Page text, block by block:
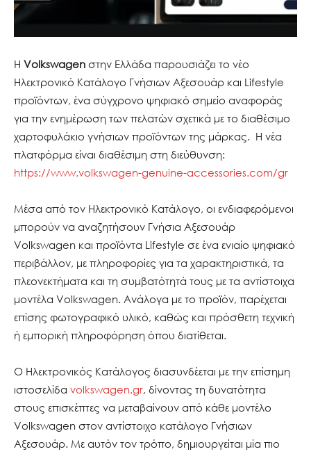
Η Volkswagen στην Ελλάδα παρουσιάζει το νέο
Ηλεκτρονικό Κατάλογο Γνήσιων Αξεσουάρ και Lifestyle
προϊόντων, ένα σύγχρονο ψηφιακό σημείο αναφοράς
για την ενημέρωση των πελατών σχετικά με το διαθέσιμο
χαρτοφυλάκιο γνήσιων προϊόντων της μάρκας. Η νέα
πλατφόρμα είναι διαθέσιμη στη διεύθυνση:
https://www.volkswagen-genuine-accessories.com/gr
Μέσα από τον Ηλεκτρονικό Κατάλογο, οι ενδιαφερόμενοι
μπορούν να αναζητήσουν Γνήσια Αξεσουάρ
Volkswagen και προϊόντα Lifestyle σε ένα ενιαίο ψηφιακό
περιβάλλον, με πληροφορίες για τα χαρακτηριστικά, τα
πλεονεκτήματα και τη συμβατότητά τους με τα αντίστοιχα
μοντέλα Volkswagen. Ανάλογα με το προϊόν, παρέχεται
επίσης φωτογραφικό υλικό, καθώς και πρόσθετη τεχνική
ή εμπορική πληροφόρηση όπου διατίθεται.
Ο Ηλεκτρονικός Κατάλογος διασυνδέεται με την επίσημη
ιστοσελίδα volkswagen.gr, δίνοντας τη δυνατότητα
στους επισκέπτες να μεταβαίνουν από κάθε μοντέλο
Volkswagen στον αντίστοιχο κατάλογο Γνήσιων
Αξεσουάρ. Με αυτόν τον τρόπο, δημιουργείται μία πιο